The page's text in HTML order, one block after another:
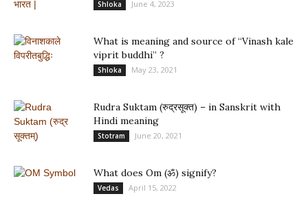
Shloka June 4, 2023
What is meaning and source of “Vinash kale
viprit buddhi” ?
Shloka May 23, 2021
Rudra Suktam (रुद्रसूक्त) – in Sanskrit with
Hindi meaning
Stotram June 20, 2021
What does Om (ॐ) signify?
Vedas April 15, 2022